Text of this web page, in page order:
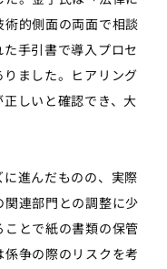
的側面の両面で相談
手引書で導入プロセ
ました。ヒアリング
しいと確認でき、大
進んだものの、実際
連部門との調整に少
とで紙の書類の保管
争の際のリスクを考